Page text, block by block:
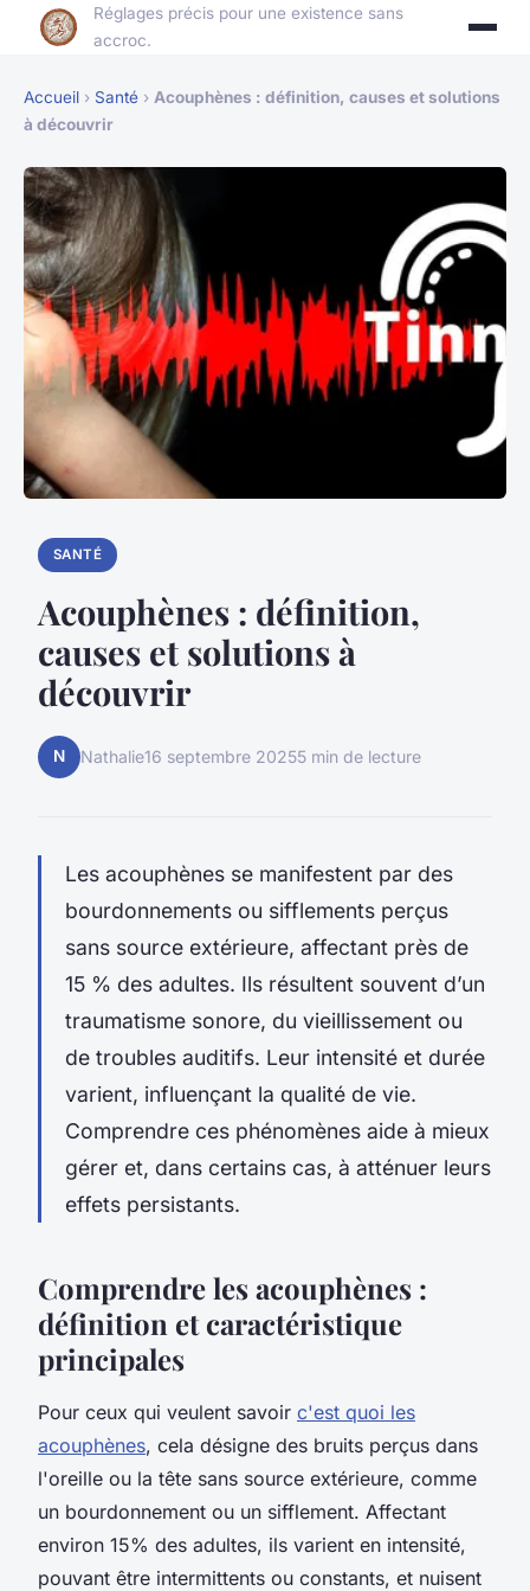
Réglages précis pour une existence sans
accroc.
Accueil › Santé › Acouphènes : définition, causes et solutions
à découvrir
SANTÉ
Acouphènes : définition,
causes et solutions à
découvrir
N Nathalie16 septembre 20255 min de lecture
Les acouphènes se manifestent par des
bourdonnements ou sifflements perçus
sans source extérieure, affectant près de
15 % des adultes. Ils résultent souvent d’un
traumatisme sonore, du vieillissement ou
de troubles auditifs. Leur intensité et durée
varient, influençant la qualité de vie.
Comprendre ces phénomènes aide à mieux
gérer et, dans certains cas, à atténuer leurs
effets persistants.
Comprendre les acouphènes :
définition et caractéristique
principales
Pour ceux qui veulent savoir c'est quoi les
acouphènes, cela désigne des bruits perçus dans
l'oreille ou la tête sans source extérieure, comme
un bourdonnement ou un sifflement. Affectant
environ 15% des adultes, ils varient en intensité,
pouvant être intermittents ou constants, et nuisent